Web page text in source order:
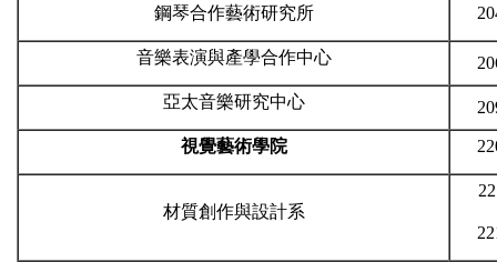
鋼琴合作藝術研究所
音樂表演與產學合作中心
亞太音樂研究中心
視覺藝術學院
材質創作與設計系